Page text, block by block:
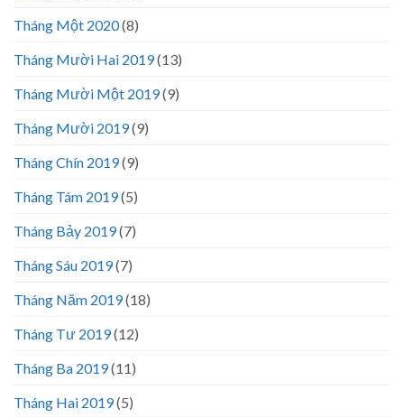
Tháng Một 2020(8)
Tháng Mười Hai 2019(13)
Tháng Mười Một 2019(9)
Tháng Mười 2019(9)
Tháng Chín 2019(9)
Tháng Tám 2019(5)
Tháng Bảy 2019(7)
Tháng Sáu 2019(7)
Tháng Năm 2019(18)
Tháng Tư 2019(12)
Tháng Ba 2019(11)
Tháng Hai 2019(5)